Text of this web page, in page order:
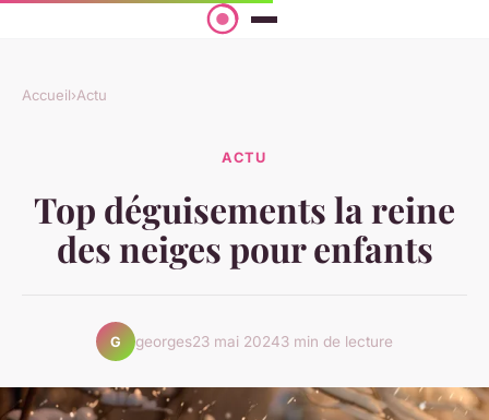
Accueil›Actu
ACTU
Top déguisements la reine
des neiges pour enfants
G georges23 mai 20243 min de lecture